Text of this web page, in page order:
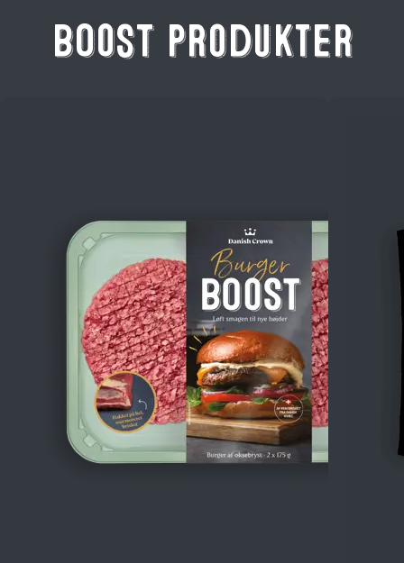
BOOST produkter